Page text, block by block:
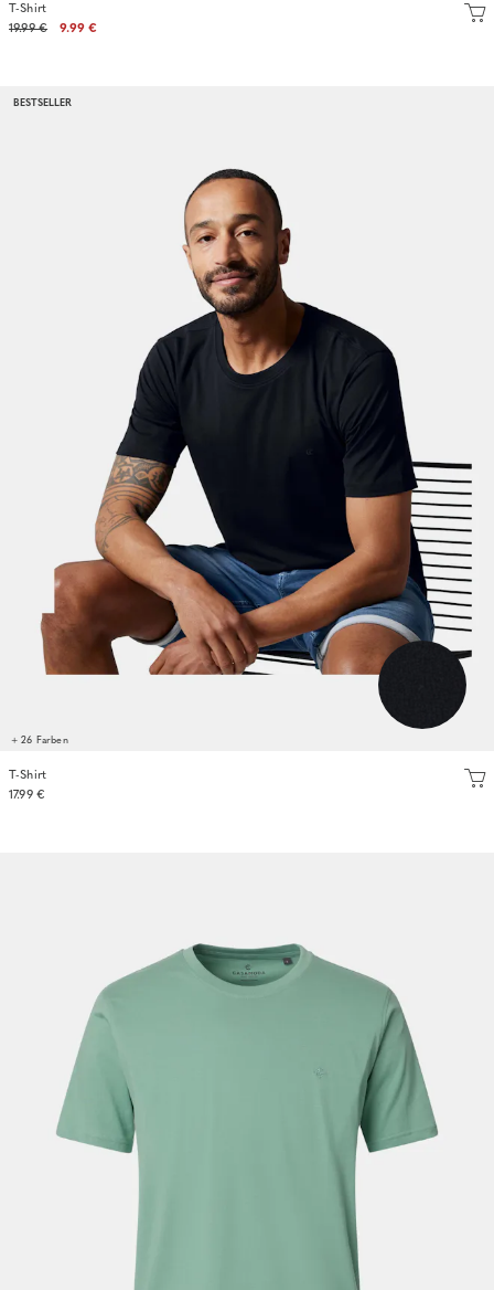
T-Shirt
19.99 €
9.99 €
BESTSELLER
+ 26 Farben
T-Shirt
17.99 €